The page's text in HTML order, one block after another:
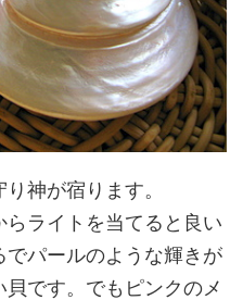
神が宿ります。
らライトを当てると良い
パールのような輝きが
です。でもピンクのメ